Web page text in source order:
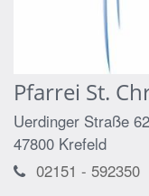
Pfarrei St.
Uerdinger Straße
47800 Krefeld
02151 - 592350